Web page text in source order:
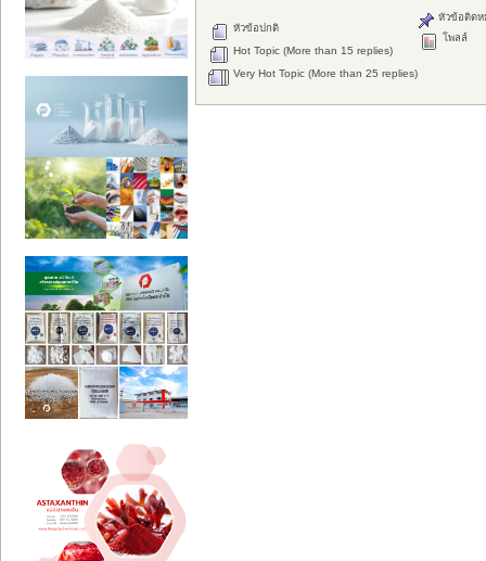
หัวข้อปกติ
Hot Topic (More than 15 replies)
Very Hot Topic (More than 25 replies)
หัวข้อติดห
โพลล์